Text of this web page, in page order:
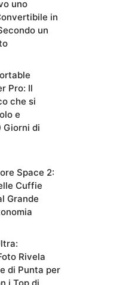
uno
in
un
Pro: Il
che si
e
Giorni di
Space 2:
Cuffie
Grande
Rivela
di Punta per